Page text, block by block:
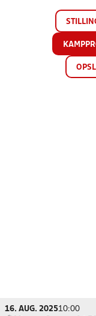
16. AUG. 202510:00